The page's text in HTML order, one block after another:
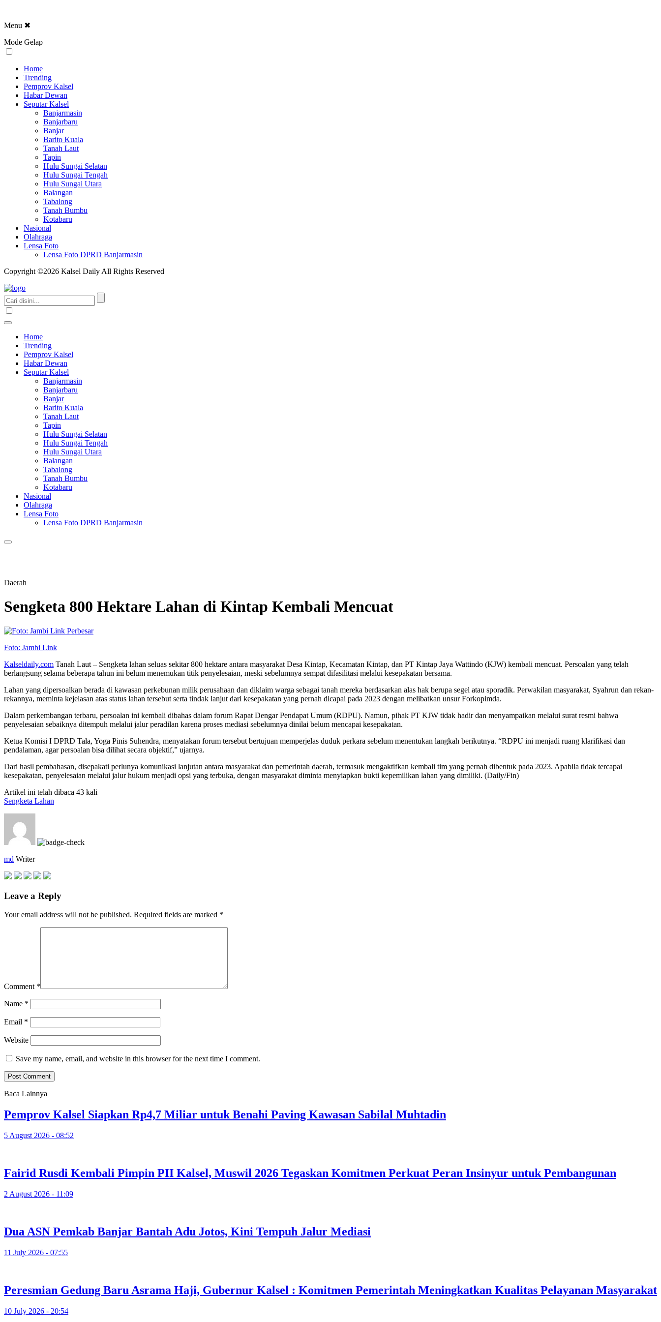
Menu ✖
Mode Gelap
Home
Trending
Pemprov Kalsel
Habar Dewan
Seputar Kalsel
Banjarmasin
Banjarbaru
Banjar
Barito Kuala
Tanah Laut
Tapin
Hulu Sungai Selatan
Hulu Sungai Tengah
Hulu Sungai Utara
Balangan
Tabalong
Tanah Bumbu
Kotabaru
Nasional
Olahraga
Lensa Foto
Lensa Foto DPRD Banjarmasin
Copyright ©2026 Kalsel Daily All Rights Reserved
Home
Trending
Pemprov Kalsel
Habar Dewan
Seputar Kalsel
Banjarmasin
Banjarbaru
Banjar
Barito Kuala
Tanah Laut
Tapin
Hulu Sungai Selatan
Hulu Sungai Tengah
Hulu Sungai Utara
Balangan
Tabalong
Tanah Bumbu
Kotabaru
Nasional
Olahraga
Lensa Foto
Lensa Foto DPRD Banjarmasin
Daerah
Sengketa 800 Hektare Lahan di Kintap Kembali Mencuat
Perbesar
Foto: Jambi Link
Kalseldaily.com Tanah Laut – Sengketa lahan seluas sekitar 800 hektare antara masyarakat Desa Kintap, Kecamatan Kintap, dan PT Kintap Jaya Wattindo (KJW) kembali mencuat. Persoalan yang telah
berlangsung selama beberapa tahun ini belum menemukan titik penyelesaian, meski sebelumnya sempat difasilitasi melalui kesepakatan bersama.
Lahan yang dipersoalkan berada di kawasan perkebunan milik perusahaan dan diklaim warga sebagai tanah mereka berdasarkan alas hak berupa segel atau sporadik. Perwakilan masyarakat, Syahrun dan rekan-
rekannya, meminta kejelasan atas status lahan tersebut serta tindak lanjut dari kesepakatan yang pernah dicapai pada 2023 dengan melibatkan unsur Forkopimda.
Dalam perkembangan terbaru, persoalan ini kembali dibahas dalam forum Rapat Dengar Pendapat Umum (RDPU). Namun, pihak PT KJW tidak hadir dan menyampaikan melalui surat resmi bahwa
penyelesaian sebaiknya ditempuh melalui jalur peradilan karena proses mediasi sebelumnya dinilai belum mencapai kesepakatan.
Ketua Komisi I DPRD Tala, Yoga Pinis Suhendra, menyatakan forum tersebut bertujuan memperjelas duduk perkara sebelum menentukan langkah berikutnya. “RDPU ini menjadi ruang klarifikasi dan
pendalaman, agar persoalan bisa dilihat secara objektif,” ujarnya.
Dari hasil pembahasan, disepakati perlunya komunikasi lanjutan antara masyarakat dan pemerintah daerah, termasuk mengaktifkan kembali tim yang pernah dibentuk pada 2023. Apabila tidak tercapai
kesepakatan, penyelesaian melalui jalur hukum menjadi opsi yang terbuka, dengan masyarakat diminta menyiapkan bukti kepemilikan lahan yang dimiliki. (Daily/Fin)
Artikel ini telah dibaca 43 kali
Sengketa Lahan
md Writer
Leave a Reply
Your email address will not be published. Required fields are marked *
Comment *
Name *
Email *
Website
Save my name, email, and website in this browser for the next time I comment.
Baca Lainnya
Pemprov Kalsel Siapkan Rp4,7 Miliar untuk Benahi Paving Kawasan Sabilal Muhtadin
5 August 2026 - 08:52
Fairid Rusdi Kembali Pimpin PII Kalsel, Muswil 2026 Tegaskan Komitmen Perkuat Peran Insinyur untuk Pembangunan
2 August 2026 - 11:09
Dua ASN Pemkab Banjar Bantah Adu Jotos, Kini Tempuh Jalur Mediasi
11 July 2026 - 07:55
Peresmian Gedung Baru Asrama Haji, Gubernur Kalsel : Komitmen Pemerintah Meningkatkan Kualitas Pelayanan Masyarakat
10 July 2026 - 20:54